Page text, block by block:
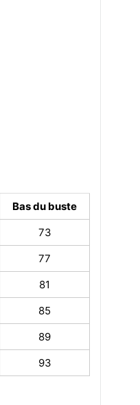
Bas du buste
73
77
81
85
89
93